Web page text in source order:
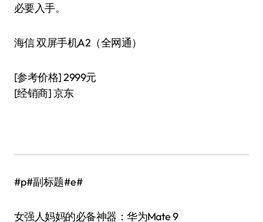
必要入手。
海信 双屏手机A2（全网通）
[参考价格] 2999元
[经销商] 京东
#p#副标题#e#
女强人妈妈的必备神器：华为Mate 9